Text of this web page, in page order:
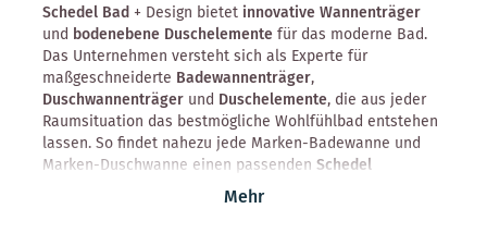
Schedel Bad + Design bietet innovative Wannenträger
und bodenebene Duschelementefür das moderne Bad.
Das Unternehmen versteht sich als Experte für
maßgeschneiderte Badewannenträger,
Duschwannenträger und Duschelemente, die aus jeder
Raumsituation das bestmögliche Wohlfühlbad entstehen
lassen. So findet nahezu jede Marken-Badewanne und
Marken-Duschwanne einen passenden Schedel
. Neben den Wannenträgern umfasst das
Dampfkabinen
Mehr